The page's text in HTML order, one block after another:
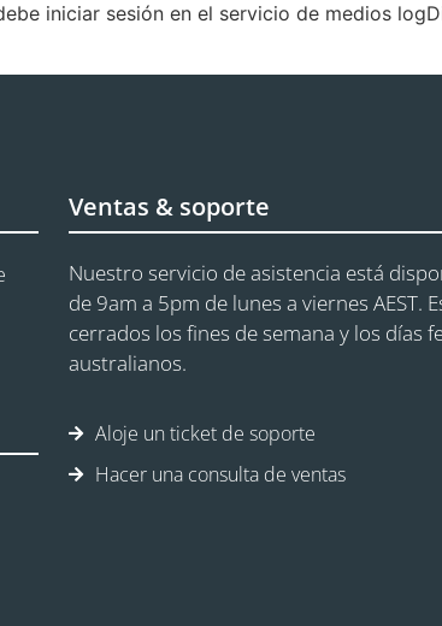
iniciar sesión en el servicio de medios
Ventas & soporte
Nuestro servicio de asistencia está
de 9am a 5pm de lunes a viernes AEST.
cerrados los fines de semana y los días
australianos.
Aloje un ticket de soporte
Hacer una consulta de ventas